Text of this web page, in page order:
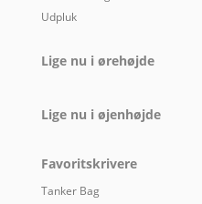
Udpluk
Lige nu i ørehøjde
Lige nu i øjenhøjde
Favoritskrivere
Tanker Bag